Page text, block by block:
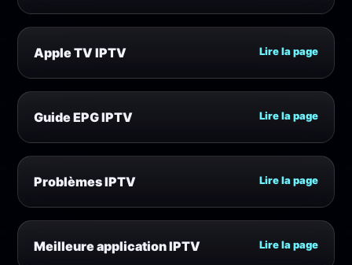
Apple TV IPTV Lire la page
Guide EPG IPTV Lire la page
Problèmes IPTV Lire la page
Meilleure application IPTV Lire la page